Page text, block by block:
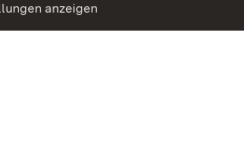
anzeigen